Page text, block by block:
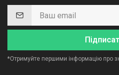
*Отримуйте першими інформацію про